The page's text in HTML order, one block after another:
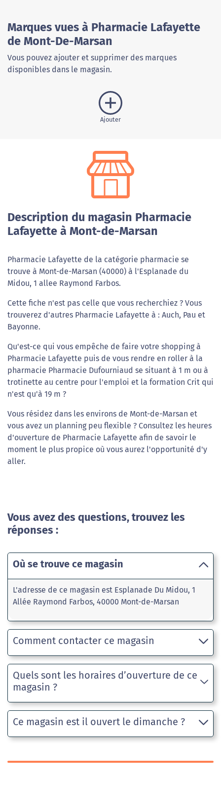
Marques vues à Pharmacie Lafayette
de Mont-De-Marsan
Vous pouvez ajouter et supprimer des marques
disponibles dans le magasin.
Ajouter
Description du magasin Pharmacie
Lafayette à Mont-de-Marsan
Pharmacie Lafayette de la catégorie pharmacie se
trouve à Mont-de-Marsan (40000) à l'Esplanade du
Midou, 1 allee Raymond Farbos.
Cette fiche n'est pas celle que vous recherchiez ? Vous
trouverez d'autres Pharmacie Lafayette à : Auch, Pau et
Bayonne.
Qu'est-ce qui vous empêche de faire votre shopping à
Pharmacie Lafayette puis de vous rendre en roller à la
pharmacie Pharmacie Dufourniaud se situant à 1 m ou à
trotinette au centre pour l'emploi et la formation Crit qui
n'est qu'à 19 m ?
Vous résidez dans les environs de Mont-de-Marsan et
vous avez un planning peu flexible ? Consultez les heures
d'ouverture de Pharmacie Lafayette afin de savoir le
moment le plus propice où vous aurez l'opportunité d'y
aller.
Vous avez des questions, trouvez les
réponses :
Où se trouve ce magasin
L'adresse de ce magasin est Esplanade Du Midou, 1
Allée Raymond Farbos, 40000 Mont-de-Marsan
Comment contacter ce magasin
Quels sont les horaires d’ouverture de ce
magasin ?
Ce magasin est il ouvert le dimanche ?